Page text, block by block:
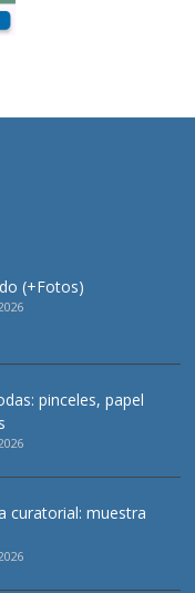
(+Fotos)
pinceles, papel
curatorial: muestra